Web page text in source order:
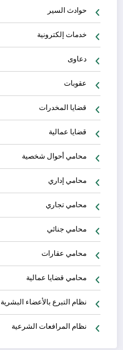
حوادث السير
خدمات إلكترونية
دعاوى
عقوبات
قضايا المخدرات
قضايا عمالية
محامي أحوال شخصية
محامي إداري
محامي تجاري
محامي جنائي
محامي عقارات
محامي قضايا عمالية
نظام التبرع بالأعضاء البشرية
نظام المرافعات الشرعية